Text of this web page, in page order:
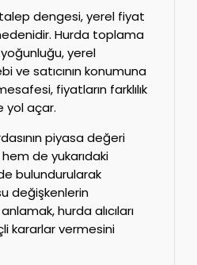
dengesi, yerel fiyat
nedenidir. Hurda toplama
yerel
ve satıcının konumuna
fiyatların farklılık
yol açar.
piyasa değeri
hem de yukarıdaki
bulundurularak
değişkenlerin
hurda alıcıları
kararlar vermesini